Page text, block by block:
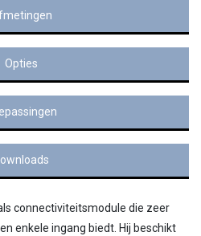
Opties
connectiviteitsmodule die zeer
enkele ingang biedt. Hij beschikt